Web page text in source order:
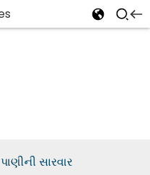
પાણીની સારવાર